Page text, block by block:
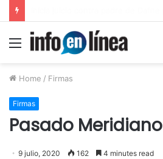
Menu
Home / Firmas
Firmas
Pasado Meridiano
9 julio, 2020 162 4 minutes read